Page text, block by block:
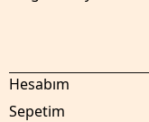
Hesabım
Sepetim